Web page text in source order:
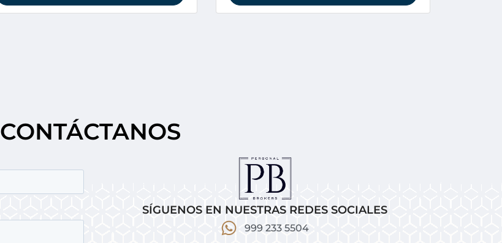
CONTÁCTANOS
SÍGUENOS EN NUESTRAS REDES SOCIALES
999 233 5504